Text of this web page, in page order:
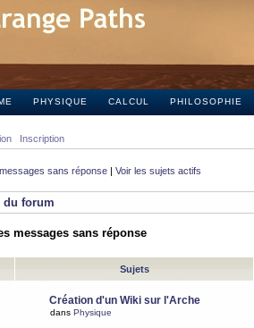
PHYSIQUE CALCUL PHILOSOPHIE
Inscription
sans réponse | Voir les sujets actifs
du forum
messages sans réponse
Sujets
Création d'un Wiki sur l'Arche
dans Physique